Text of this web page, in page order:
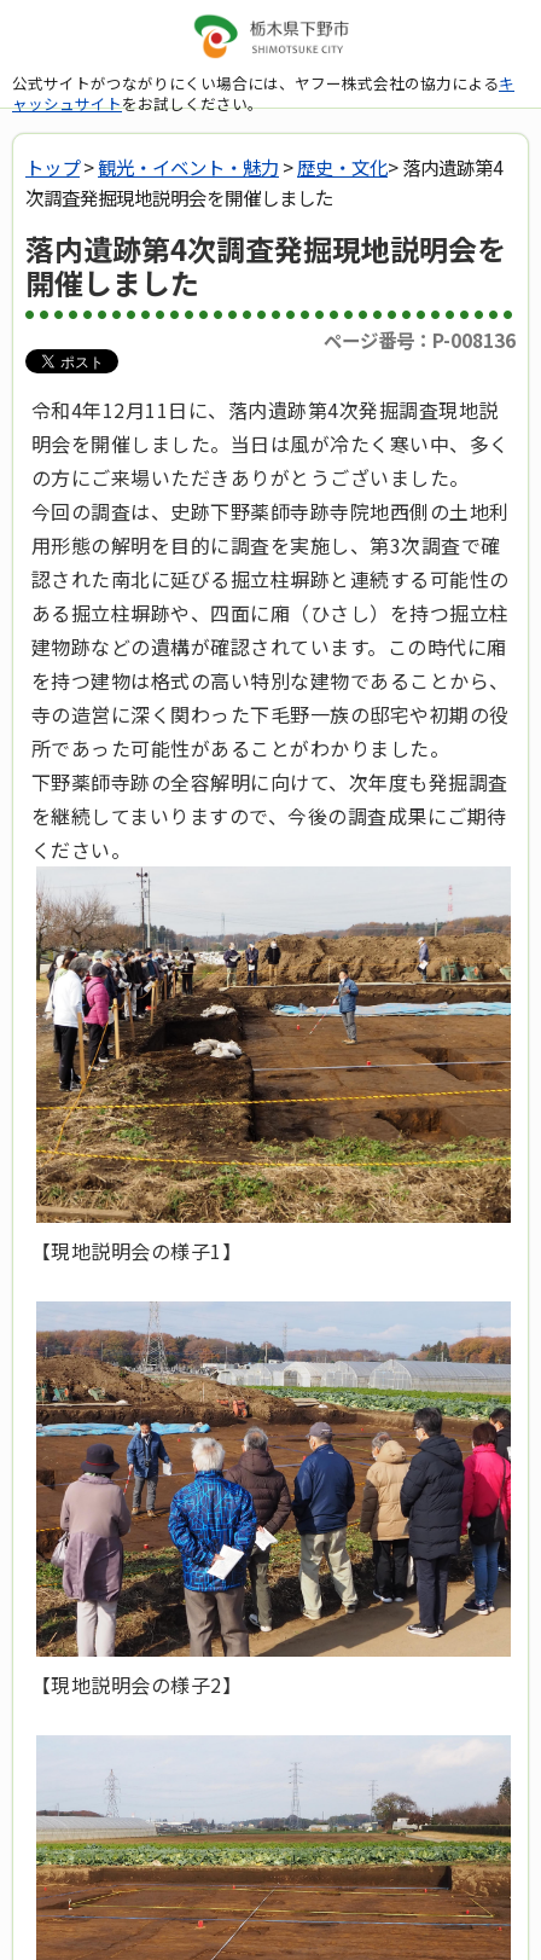
公式サイトがつながりにくい場合には、ヤフー株式会社の協力によるキ
ャッシュサイトをお試しください。
トップ>観光・イベント・魅力 >歴史・文化> 落内遺跡第4
次調査発掘現地説明会を開催しました
落内遺跡第4次調査発掘現地説明会を
開催しました
ページ番号：P-008136
令和4年12月11日に、落内遺跡第4次発掘調査現地説
明会を開催しました。当日は風が冷たく寒い中、多く
の方にご来場いただきありがとうございました。
今回の調査は、史跡下野薬師寺跡寺院地西側の土地利
用形態の解明を目的に調査を実施し、第3次調査で確
認された南北に延びる掘立柱塀跡と連続する可能性の
ある掘立柱塀跡や、四面に廂（ひさし）を持つ掘立柱
建物跡などの遺構が確認されています。この時代に廂
を持つ建物は格式の高い特別な建物であることから、
寺の造営に深く関わった下毛野一族の邸宅や初期の役
所であった可能性があることがわかりました。
下野薬師寺跡の全容解明に向けて、次年度も発掘調査
を継続してまいりますので、今後の調査成果にご期待
ください。
【現地説明会の様子1】
【現地説明会の様子2】